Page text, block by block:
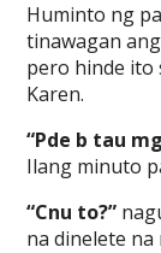
Huminto ng
tinawagan
pero hinde ito
Karen.
“Pde b tau
Ilang minuto
“Cnu to?”
na dinelete na